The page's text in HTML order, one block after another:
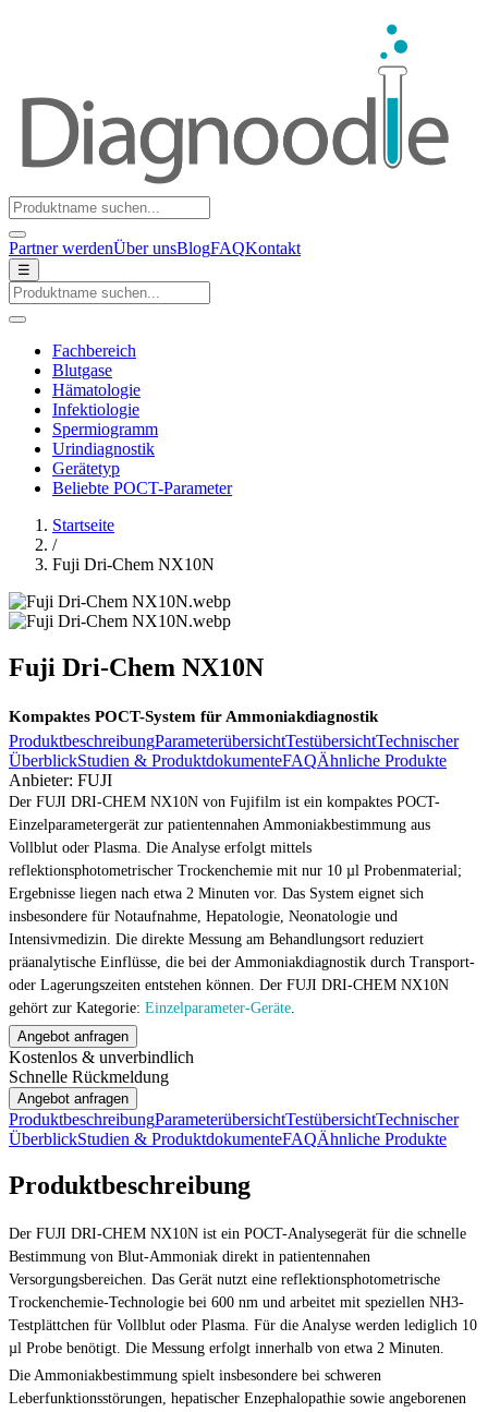
Partner werdenÜber unsBlogFAQKontakt
☰
Fachbereich
Blutgase
Hämatologie
Infektiologie
Spermiogramm
Urindiagnostik
Gerätetyp
Beliebte POCT-Parameter
Startseite
/
Fuji Dri-Chem NX10N
Fuji Dri-Chem NX10N
Kompaktes POCT-System für Ammoniakdiagnostik
ProduktbeschreibungParameterübersichtTestübersichtTechnischer
ÜberblickStudien & ProduktdokumenteFAQÄhnliche Produkte
Anbieter: FUJI
Der FUJI DRI-CHEM NX10N von Fujifilm ist ein kompaktes POCT-
Einzelparametergerät zur patientennahen Ammoniakbestimmung aus
Vollblut oder Plasma. Die Analyse erfolgt mittels
reflektionsphotometrischer Trockenchemie mit nur 10 µl Probenmaterial;
Ergebnisse liegen nach etwa 2 Minuten vor. Das System eignet sich
insbesondere für Notaufnahme, Hepatologie, Neonatologie und
Intensivmedizin. Die direkte Messung am Behandlungsort reduziert
präanalytische Einflüsse, die bei der Ammoniakdiagnostik durch Transport-
oder Lagerungszeiten entstehen können. Der FUJI DRI-CHEM NX10N
gehört zur Kategorie: Einzelparameter-Geräte
Angebot anfragen
Kostenlos & unverbindlich
Schnelle Rückmeldung
Angebot anfragen
ProduktbeschreibungParameterübersichtTestübersichtTechnischer
ÜberblickStudien & ProduktdokumenteFAQÄhnliche Produkte
Produktbeschreibung
Der FUJI DRI-CHEM NX10N ist ein POCT-Analysegerät für die schnelle
Bestimmung von Blut-Ammoniak direkt in patientennahen
Versorgungsbereichen. Das Gerät nutzt eine reflektionsphotometrische
Trockenchemie-Technologie bei 600 nm und arbeitet mit speziellen NH3-
Testplättchen für Vollblut oder Plasma. Für die Analyse werden lediglich 10
µl Probe benötigt. Die Messung erfolgt innerhalb von etwa 2 Minuten.
Die Ammoniakbestimmung spielt insbesondere bei schweren
Leberfunktionsstörungen, hepatischer Enzephalopathie sowie angeborenen